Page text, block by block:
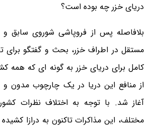
دریای خزر چه بوده است؟
بلافاصله پس از فروپاشی شوروی سابق
مستقل در اطراف خزر، بحث و گفتگو برای
کامل برای دریای خزر به گونه ای که همه
از منافع این دریا در یک چارچوب مدون
آغاز شد. با توجه به اختلاف نظرات
مختلف، این مذاکرات تاکنون به درازا